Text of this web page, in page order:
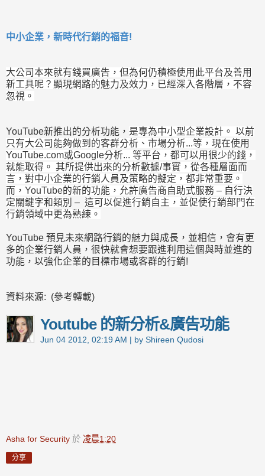
中小企業，新時代行銷的福音!
大公司本來就有錢買廣告，但為何仍積極使用此平台及善用
新工具呢？顯現網路的魅力及效力，已經深入各階層，不容
忽視。
YouTube新推出的分析功能， 是專為中小型企業設計。 以前
只有大公司能夠做到的客群分析、市場分析...等，現在使用
YouTube.com或Google分析... 等平台，都可以用很少的錢，
就能取得。 其所提供出來的分析數據/事實，從各種層面而
言，對中小企業的行銷人員及策略的擬定，都非常重要。
而，YouTube的新的功能，允許廣告商自助式服務 – 自行決
定關鍵字和類別 – 這可以促進行銷自主，並促使行銷部門在
行銷領域中更為熟練。
YouTube 預見未來網路行銷的魅力與成長，並相信，會有更
多的企業行銷人員，很快就會想要跟進利用這個與時並進的
功能，以強化企業的目標市場或客群的行銷!
資料來源: (參考轉載)
Youtube 的新分析&廣告功能
Jun 04 2012, 02:19 AM | by Shireen Qudosi
Asha for Security 於 凌晨1:20
分享